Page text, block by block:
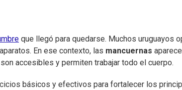
que llegó para quedarse. Muchos uruguayos
En ese contexto, las mancuernas
accesibles y permiten trabajar todo el cuerpo.
básicos y efectivos para fortalecer los